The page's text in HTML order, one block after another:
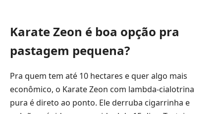
Karate Zeon é boa opção pra
pastagem pequena?
Pra quem tem até 10 hectares e quer algo mais
econômico, o Karate Zeon com lambda-cialotrina
pura é direto ao ponto. Ele derruba cigarrinha e